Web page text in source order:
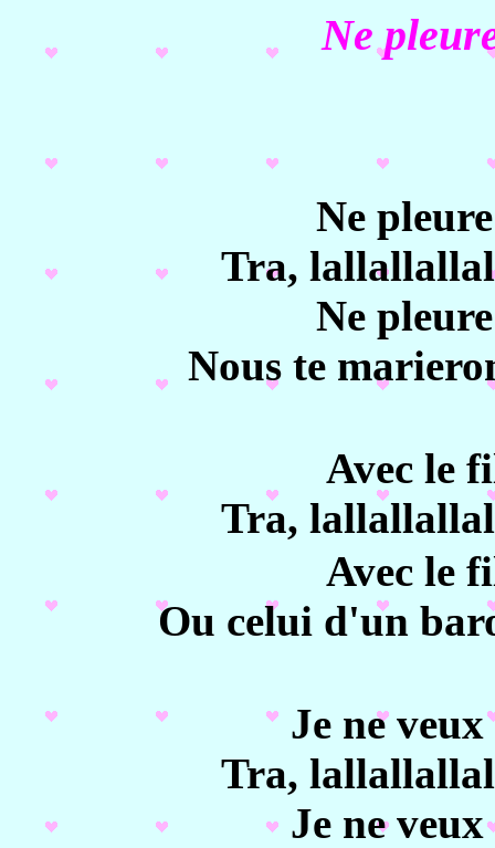
Ne
Ne
Tra,
Ne
Nous te
Avec le
Tra,
Avec le
Ou celui d'un
Je ne
Tra,
Je ne